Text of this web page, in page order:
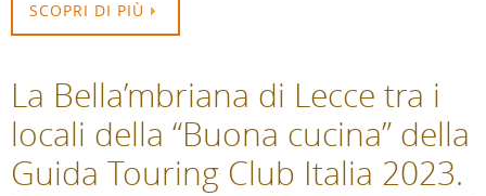
SCOPRI DI PIÙ
La Bella’mbriana di Lecce tra i
locali della “Buona cucina” della
Guida Touring Club Italia 2023.